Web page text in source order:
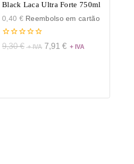
Black Laca Ultra Forte 750ml
0,40 €Reembolso em cartão
0
de
9,30€ 7,91 €